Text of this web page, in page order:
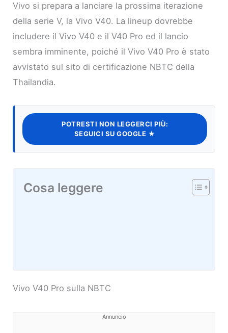
Vivo si prepara a lanciare la prossima iterazione
della serie V, la Vivo V40. La lineup dovrebbe
includere il Vivo V40 e il V40 Pro ed il lancio
sembra imminente, poiché il Vivo V40 Pro è stato
avvistato sul sito di certificazione NBTC della
Thailandia.
POTRESTI NON LEGGERCI PIÙ:
SEGUICI SU GOOGLE ★
Cosa leggere
Vivo V40 Pro sulla NBTC
Annuncio